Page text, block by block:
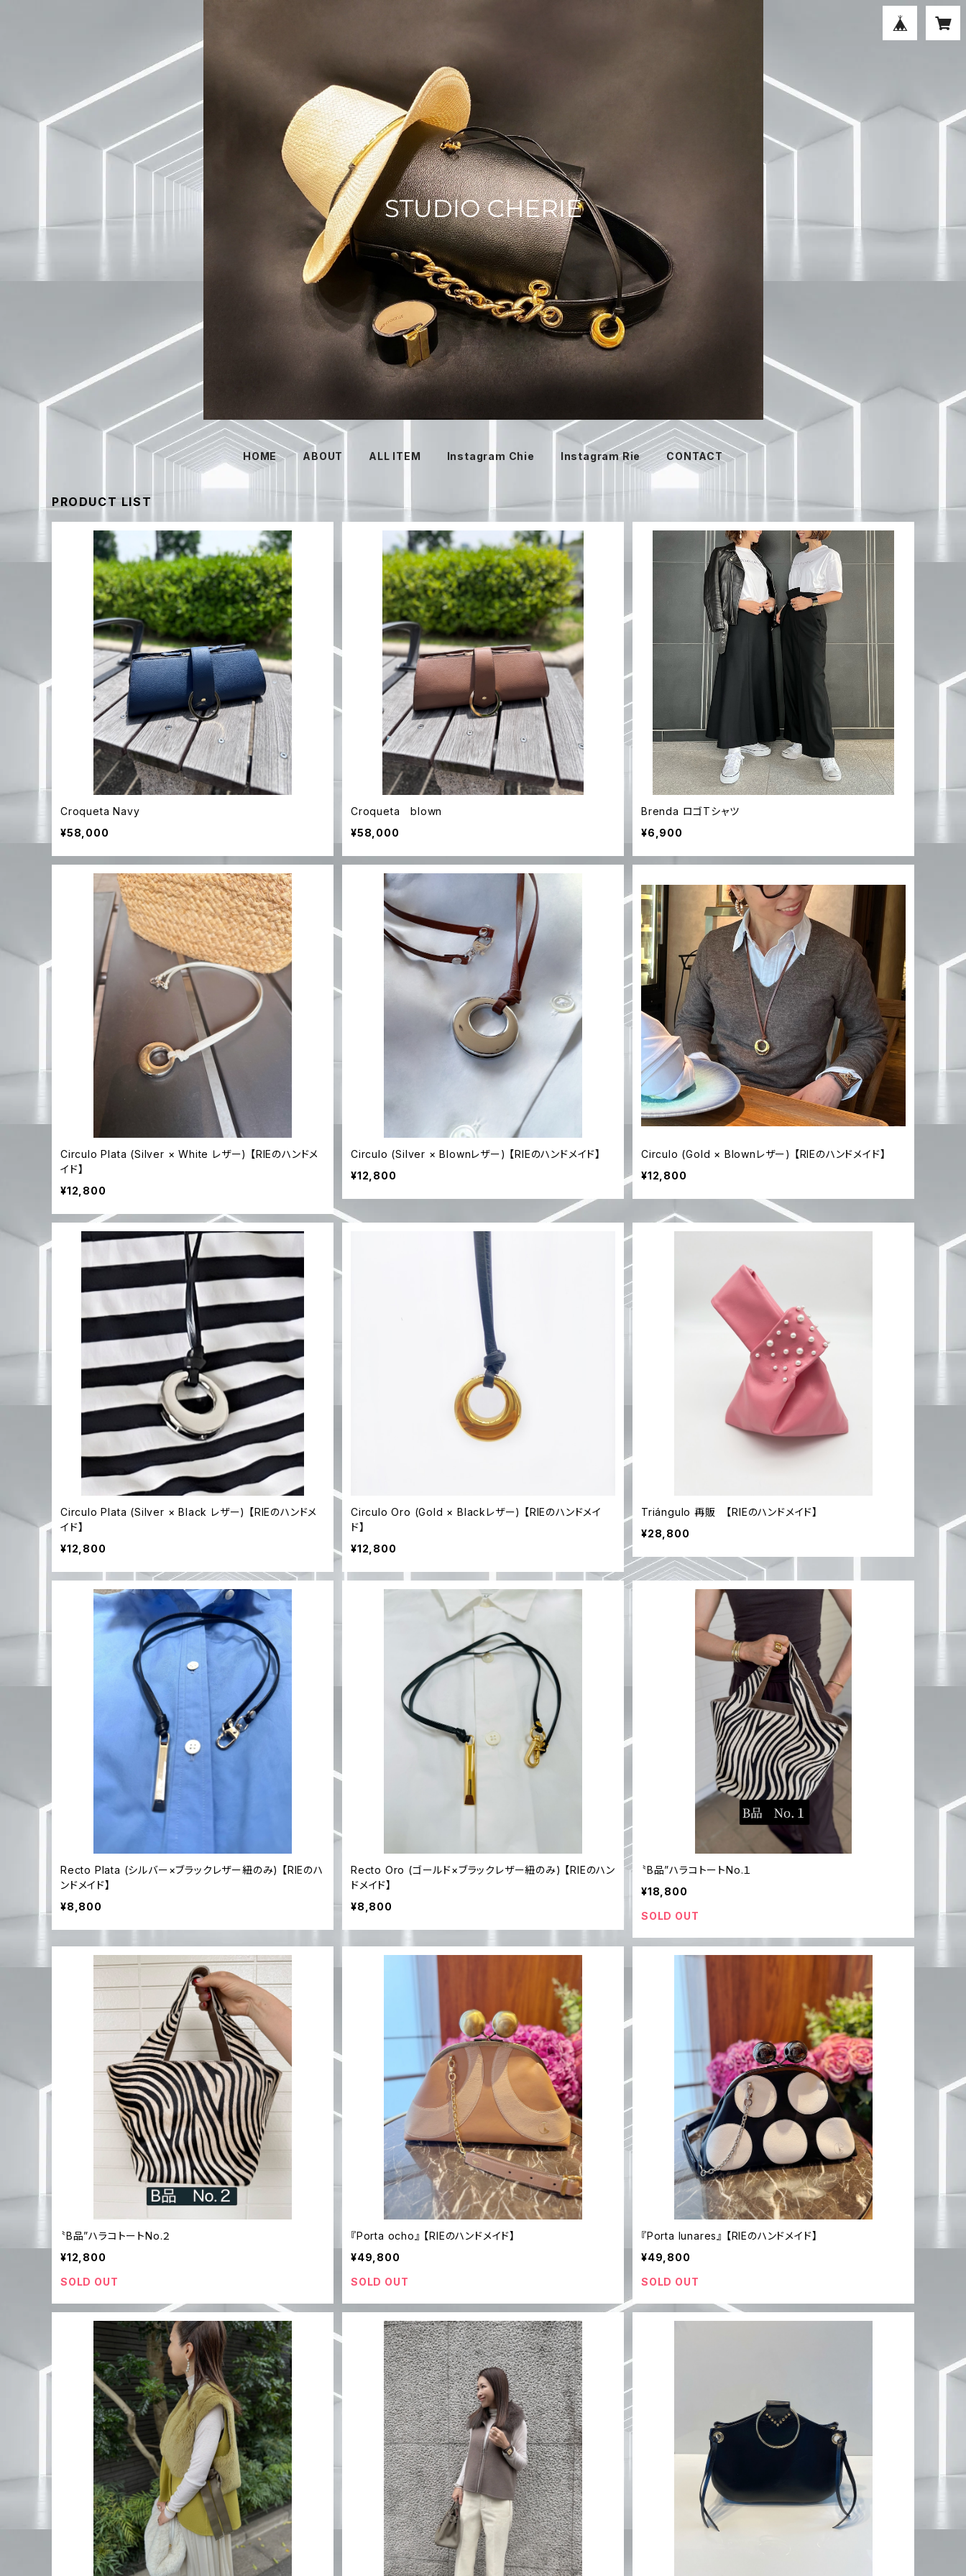
HOME ABOUT ALL ITEM Instagram Chie Instagram Rie CONTACT
PRODUCT LIST
Croqueta Navy
¥58,000
Croqueta blown
¥58,000
Brenda ロゴTシャツ
¥6,900
Circulo Plata (Silver × White レザー) 【RIEのハンドメ
イド】
¥12,800
Circulo (Silver × Blownレザー) 【RIEのハンドメイド】
¥12,800
Circulo (Gold × Blownレザー) 【RIEのハンドメイド】
¥12,800
Circulo Plata (Silver × Black レザー) 【RIEのハンドメ
イド】
¥12,800
Circulo Oro (Gold × Blackレザー) 【RIEのハンドメイ
ド】
¥12,800
Triángulo 再販 【RIEのハンドメイド】
¥28,800
Recto Plata (シルバー×ブラックレザー紐のみ) 【RIEのハ
ンドメイド】
¥8,800
Recto Oro (ゴールド×ブラックレザー紐のみ) 【RIEのハン
ドメイド】
¥8,800
〝B品”ハラコトートNo.１
¥18,800
SOLD OUT
〝B品”ハラコトートNo.２
¥12,800
SOLD OUT
『Porta ocho』 【RIEのハンドメイド】
¥49,800
SOLD OUT
『Porta lunares』 【RIEのハンドメイド】
¥49,800
SOLD OUT